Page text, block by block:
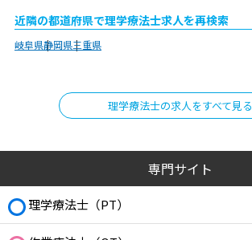
近隣の都道府県で理学療法士求人を再検索
岐阜県静岡県三重県
理学療法士の求人をすべて見る
専門サイト
理学療法士（PT）